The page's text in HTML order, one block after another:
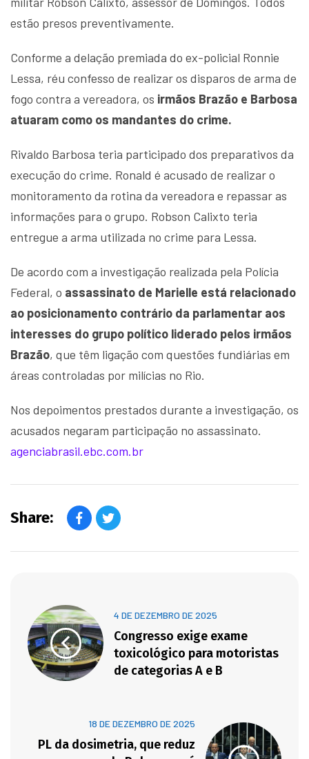
estão presos preventivamente.
Conforme a delação premiada do ex-policial Ronnie
Lessa, réu confesso de realizar os disparos de arma de
fogo contra a vereadora, os irmãos Brazão e Barbosa
atuaram como os mandantes do crime.
Rivaldo Barbosa teria participado dos preparativos da
execução do crime. Ronald é acusado de realizar o
monitoramento da rotina da vereadora e repassar as
informações para o grupo. Robson Calixto teria
entregue a arma utilizada no crime para Lessa.
De acordo com a investigação realizada pela Polícia
Federal, o assassinato de Marielle está relacionado
ao posicionamento contrário da parlamentar aos
interesses do grupo político liderado pelos irmãos
Brazão, que têm ligação com questões fundiárias em
áreas controladas por milícias no Rio.
Nos depoimentos prestados durante a investigação, os
acusados negaram participação no assassinato.
agenciabrasil.ebc.com.br
Share:
4 DE DEZEMBRO DE 2025
Congresso exige exame
toxicológico para motoristas
de categorias A e B
18 DE DEZEMBRO DE 2025
PL da dosimetria, que reduz